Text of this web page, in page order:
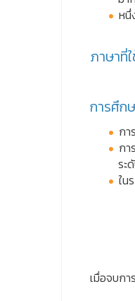
หนึ่
ภาษาที่
การศึก
กา
กา
ระ
ใน
เมื่อจบกา